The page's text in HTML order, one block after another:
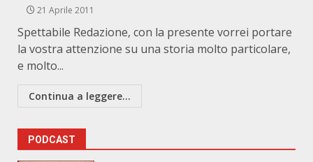
21 Aprile 2011
Spettabile Redazione, con la presente vorrei portare
la vostra attenzione su una storia molto particolare,
e molto...
Continua a leggere...
PODCAST